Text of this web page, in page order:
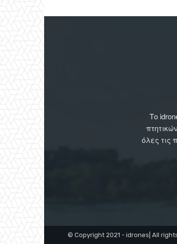
Το
όλες τις
© Copyright 2021 - idrones| All